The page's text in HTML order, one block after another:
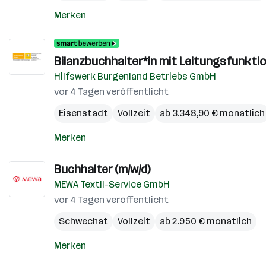
Merken
Bilanzbuchhalter*in mit
Hilfswerk Burgenland Betriebs GmbH
vor 4 Tagen veröffentlicht
Eisenstadt
Vollzeit ab 3.348,90 € monatlich
Merken
Buchhalter (m/w/d)
MEWA Textil-Service GmbH
vor 4 Tagen veröffentlicht
Schwechat
Vollzeit ab 2.950 € monatlich
Merken